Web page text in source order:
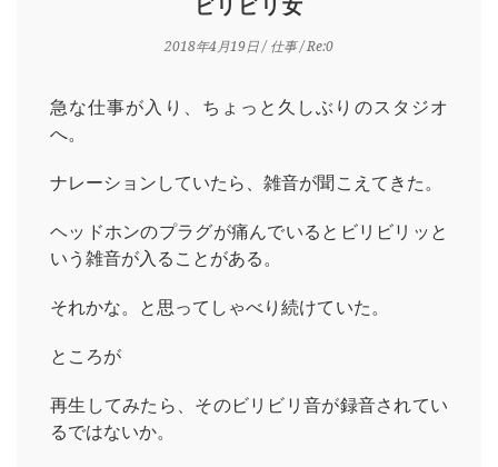
ビリビリ女
2018年4月19日/仕事/ Re:0
急な仕事が入り、ちょっと久しぶりのスタジオ
へ。
ナレーションしていたら、雑音が聞こえてきた。
ヘッドホンのプラグが痛んでいるとビリビリッと
いう雑音が入ることがある。
それかな。と思ってしゃべり続けていた。
ところが
再生してみたら、そのビリビリ音が録音されてい
るではないか。